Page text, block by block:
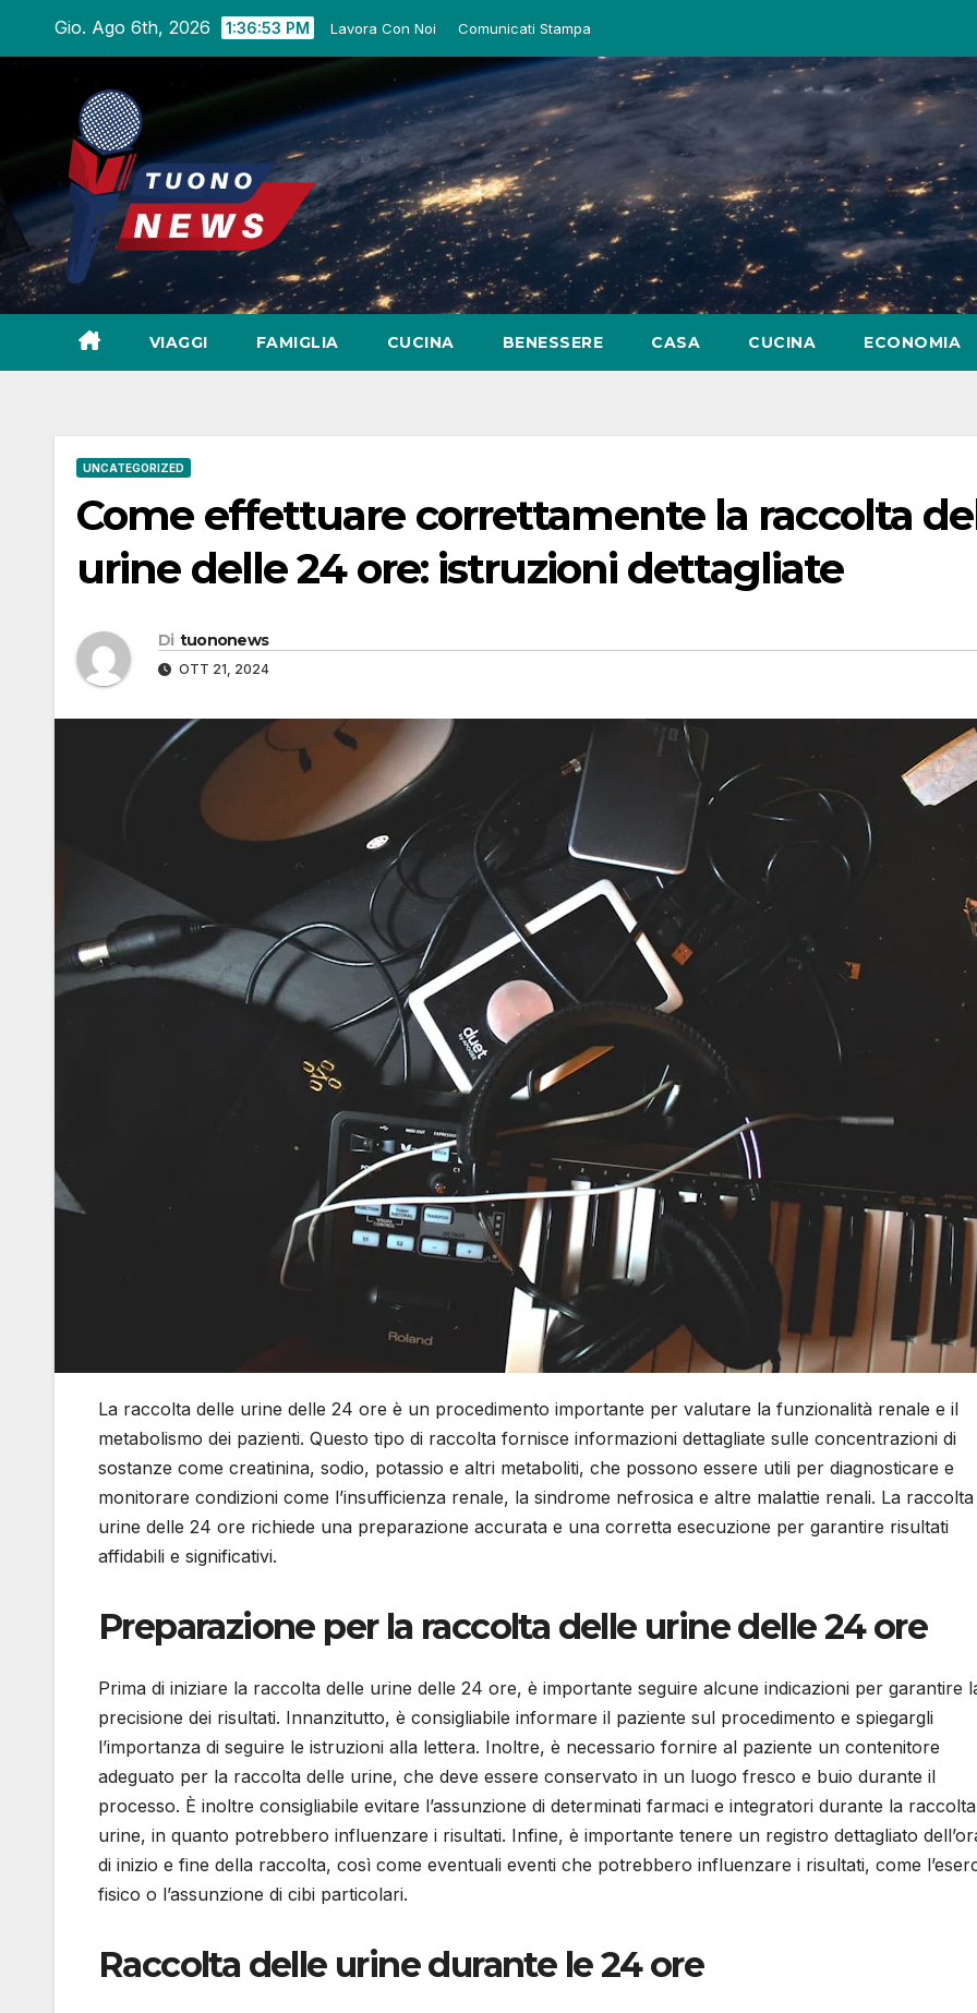
contenuto
Gio. Ago 6th, 2026 1:36:54 PM Lavora Con Noi Comunicati Stampa
VIAGGI FAMIGLIA CUCINA BENESSERE CASA CUCINA ECONOMIA
UNCATEGORIZED
Come effettuare correttamente la raccolta
urine delle 24 ore: istruzioni dettagliate
Di tuononews
OTT 21, 2024
La raccolta delle urine delle 24 ore è un procedimento importante per valutare la funzionalità renale e il
metabolismo dei pazienti. Questo tipo di raccolta fornisce informazioni dettagliate sulle concentrazioni di
sostanze come creatinina, sodio, potassio e altri metaboliti, che possono essere utili per diagnosticare e
monitorare condizioni come l’insufficienza renale, la sindrome nefrosica e altre malattie renali. La raccolta
urine delle 24 ore richiede una preparazione accurata e una corretta esecuzione per garantire risultati
affidabili e significativi.
Preparazione per la raccolta delle urine delle 24 ore
Prima di iniziare la raccolta delle urine delle 24 ore, è importante seguire alcune indicazioni per garantire
precisione dei risultati. Innanzitutto, è consigliabile informare il paziente sul procedimento e spiegargli
l’importanza di seguire le istruzioni alla lettera. Inoltre, è necessario fornire al paziente un contenitore
adeguato per la raccolta delle urine, che deve essere conservato in un luogo fresco e buio durante il
processo. È inoltre consigliabile evitare l’assunzione di determinati farmaci e integratori durante la
urine, in quanto potrebbero influenzare i risultati. Infine, è importante tenere un registro dettagliato
di inizio e fine della raccolta, così come eventuali eventi che potrebbero influenzare i risultati, come
fisico o l’assunzione di cibi particolari.
Raccolta delle urine durante le 24 ore